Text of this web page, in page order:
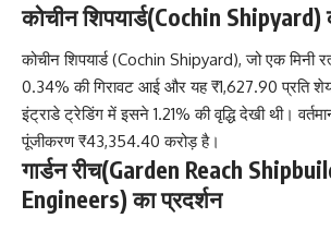
कोचीन शिपयार्ड(Cochin Shipyard)
कोचीन शिपयार्ड (Cochin Shipyard), जो एक मिनी
0.34% की गिरावट आई और यह ₹1,627.90 प्रति
इंट्राडे ट्रेडिंग में इसने 1.21% की वृद्धि देखी थी।
पूंजीकरण ₹43,354.40 करोड़ है।
गार्डन रीच(Garden Reach
Engineers) का प्रदर्शन